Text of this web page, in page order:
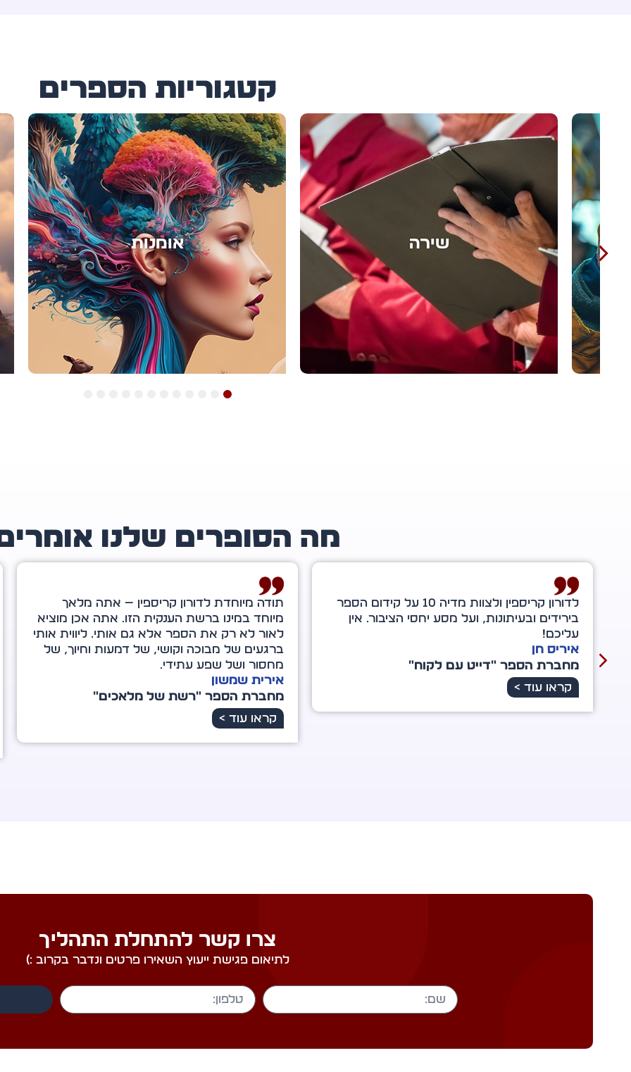
קטגוריות הספרים
אומנות אימון
מה הסופרים שלנו
תודה מיוחדת לדורון קריספין — אתה מלאך
מיוחד במינו ברשת הענקית הזו. אתה אכן מוציא
לאור לא רק את הספר אלא גם אותי. ליווית אותי
ברגעים של מבוכה וקושי, של דמעות וחיוך, של
מחסור ושל שפע עתידי.
אירית שמשון
מחברת הספר "רשת של מלאכים"
דורון קריספין, כשהייתי בת ארבע־עשרה צפיתי
בסרט בשם "גראנד קניון", שהשפיע רבות על
חיי. מאותו הרגע ממש, כשיצאתי מבית הקולנוע,
הבנתי שאם נכנס אדם לחייך – יש סיבה לכך. לא
בהכרח נבין זאת באותו הרגע, אלא לעתים רק
במבט לאחור.
רינת ונטורה
מחברת הספר "הכוח שבי"
צרו קשר להתחלת התהליך
לתיאום פגישת ייעוץ השאירו פרטים ונדבר בקרוב :)